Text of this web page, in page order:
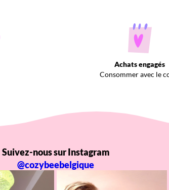
Achats engagés
Consommer avec le
Suivez-nous sur Instagram
@cozybeebelgique